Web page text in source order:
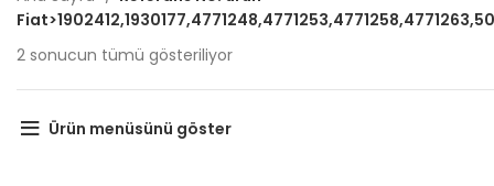
2 sonucun tümü gösteriliyorPopülerliğe
Ürün menüsünü göster